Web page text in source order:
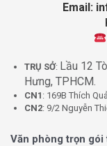
Email:
TRỤ SỞ: Lầu 12
Hưng, TPHCM.
CN1 : 169B Thích
CN2: 9/2 Nguyễn
Văn phòng trọn gói